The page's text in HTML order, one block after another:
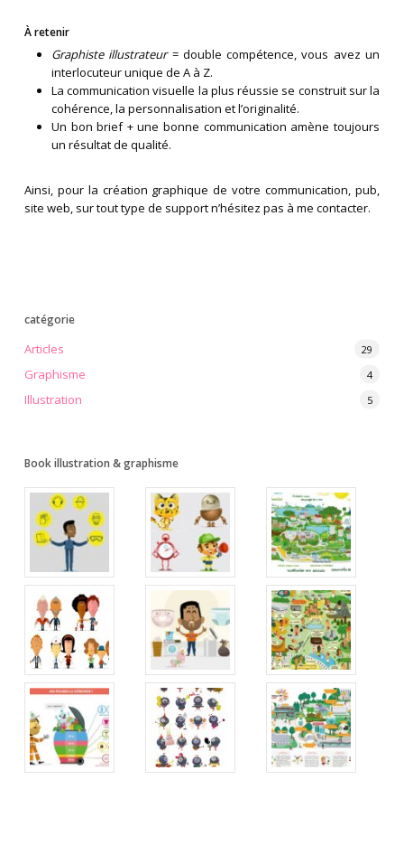
À retenir
Graphiste illustrateur= double compétence, vous avez un
interlocuteur unique de A à Z.
La communication visuelle la plus réussie se construit sur la
cohérence, la personnalisation et l’originalité.
Un bon brief + une bonne communication amène toujours
un résultat de qualité.
Ainsi, pour la création graphique de votre communication, pub,
site web, sur tout type de support n’hésitez pas à me contacter.
catégorie
Articles 29
Graphisme 4
Illustration 5
Book illustration & graphisme